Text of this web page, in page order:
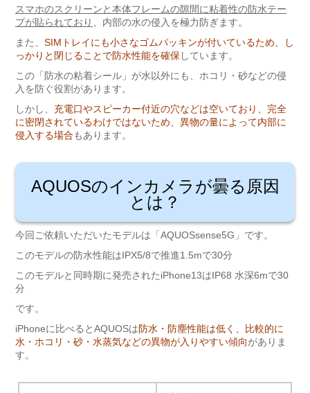
スマホのスクリーンと本体フレームの隙間に粘着性の防水テー
プが貼られており 、内部の水の侵入を極力防ぎます。
また、 SIMトレイにも小さなゴムパッキンが付いているため、し
っかりと閉じることで防水性能を確保しています。
この「防水の粘着シール」が水以外にも、ホコリ・砂などの侵
入を防ぐ役割があります。
しかし、 充電口やスピーカー付近の穴などは空いており、完全
に密閉されているわけではないため、異物の量によって内部に
侵入する場合もあります。
AQUOSのインカメラが曇る原因
とは？
今回ご依頼いただいたモデルは「AQUOSsense5G」です。
このモデルの防水性能はIPX5/8で推進1.5mで30分
このモデルと同時期に発売されたiPhone13はIP68 水深6mで30
分
です。
iPhoneに比べるとAQUOSは防水・防塵性能は低く、比較的に
水・ホコリ・砂・水蒸気などの異物が入りやすい傾向がありま
す。